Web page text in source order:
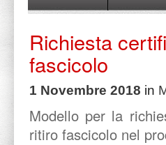
Richiesta
fascicolo
1 Novembre 2018 in
Modello per la
ritiro fascicolo nel